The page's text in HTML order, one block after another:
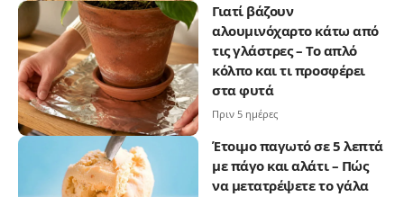
Γιατί βάζουν
αλουμινόχαρτο κάτω από
τις γλάστρες – Το απλό
κόλπο και τι προσφέρει
στα φυτά
Πριν 5 ημέρες
Έτοιμο παγωτό σε 5 λεπτά
με πάγο και αλάτι – Πώς
να μετατρέψετε το γάλα